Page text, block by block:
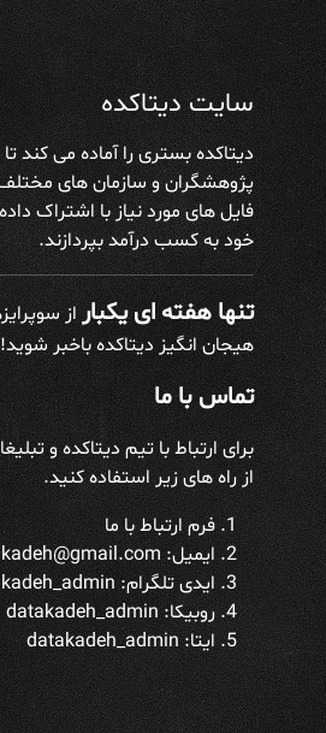
سایت دیتاکده
دیتاکده بستری را آماده می کند
پژوهشگران و سازمان های مختلف
فایل های مورد نیاز با اشتراک
خود به کسب درآمد بپردازند.
تنها هفته ای یکباراز
هیجان انگیز دیتاکده باخبر شوید!
تماس با ما
برای ارتباط با تیم دیتاکده و
از راه های زیر استفاده کنید.
فرم ارتباط با ما
ایمیل: datakadeh@gmail.com
ایدی تلگرام:datakadeh_admin
روبیکا: datakadeh_admin
ایتا: datakadeh_admin